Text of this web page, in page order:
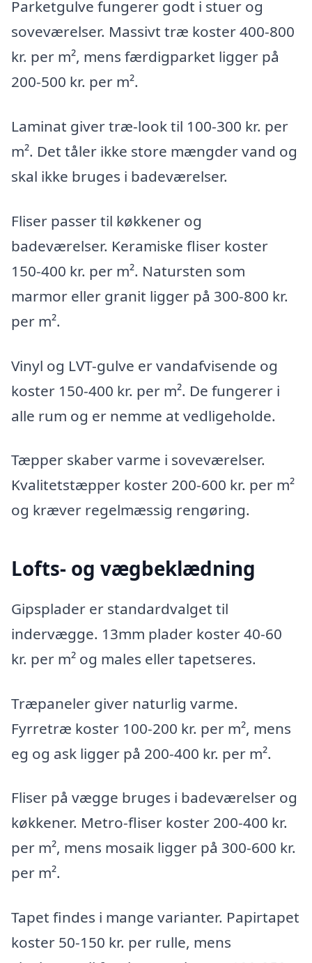
Parketgulve fungerer godt i stuer og
soveværelser. Massivt træ koster 400-800
kr. per m², mens færdigparket ligger på
200-500 kr. per m².
Laminat giver træ-look til 100-300 kr. per
m². Det tåler ikke store mængder vand og
skal ikke bruges i badeværelser.
Fliser passer til køkkener og
badeværelser. Keramiske fliser koster
150-400 kr. per m². Natursten som
marmor eller granit ligger på 300-800 kr.
per m².
Vinyl og LVT-gulve er vandafvisende og
koster 150-400 kr. per m². De fungerer i
alle rum og er nemme at vedligeholde.
Tæpper skaber varme i soveværelser.
Kvalitetstæpper koster 200-600 kr. per m²
og kræver regelmæssig rengøring.
Lofts- og vægbeklædning
Gipsplader er standardvalget til
indervægge. 13mm plader koster 40-60
kr. per m² og males eller tapetseres.
Træpaneler giver naturlig varme.
Fyrretræ koster 100-200 kr. per m², mens
eg og ask ligger på 200-400 kr. per m².
Fliser på vægge bruges i badeværelser og
køkkener. Metro-fliser koster 200-400 kr.
per m², mens mosaik ligger på 300-600 kr.
per m².
Tapet findes i mange varianter. Papirtapet
koster 50-150 kr. per rulle, mens